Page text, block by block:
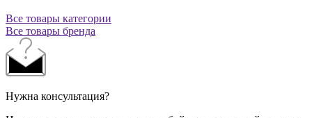
Все товары категории
Все товары бренда
Нужна консультация?